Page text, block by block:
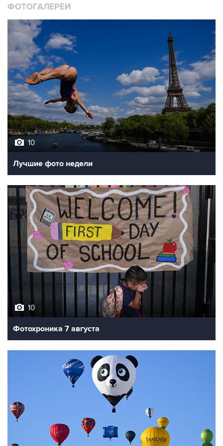
ФОТОГАЛЕРЕИ
10
Лучшие фото недели
10
Фотохроника 7 августа